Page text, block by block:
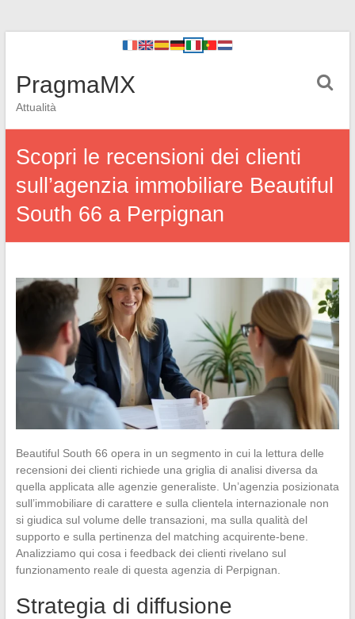
PragmaMX
Attualità
Scopri le recensioni dei clienti
sull’agenzia immobiliare Beautiful
South 66 a Perpignan
Beautiful South 66 opera in un segmento in cui la lettura delle
recensioni dei clienti richiede una griglia di analisi diversa da
quella applicata alle agenzie generaliste. Un’agenzia posizionata
sull’immobiliare di carattere e sulla clientela internazionale non
si giudica sul volume delle transazioni, ma sulla qualità del
supporto e sulla pertinenza del matching acquirente-bene.
Analizziamo qui cosa i feedback dei clienti rivelano sul
funzionamento reale di questa agenzia di Perpignan.
Strategia di diffusione